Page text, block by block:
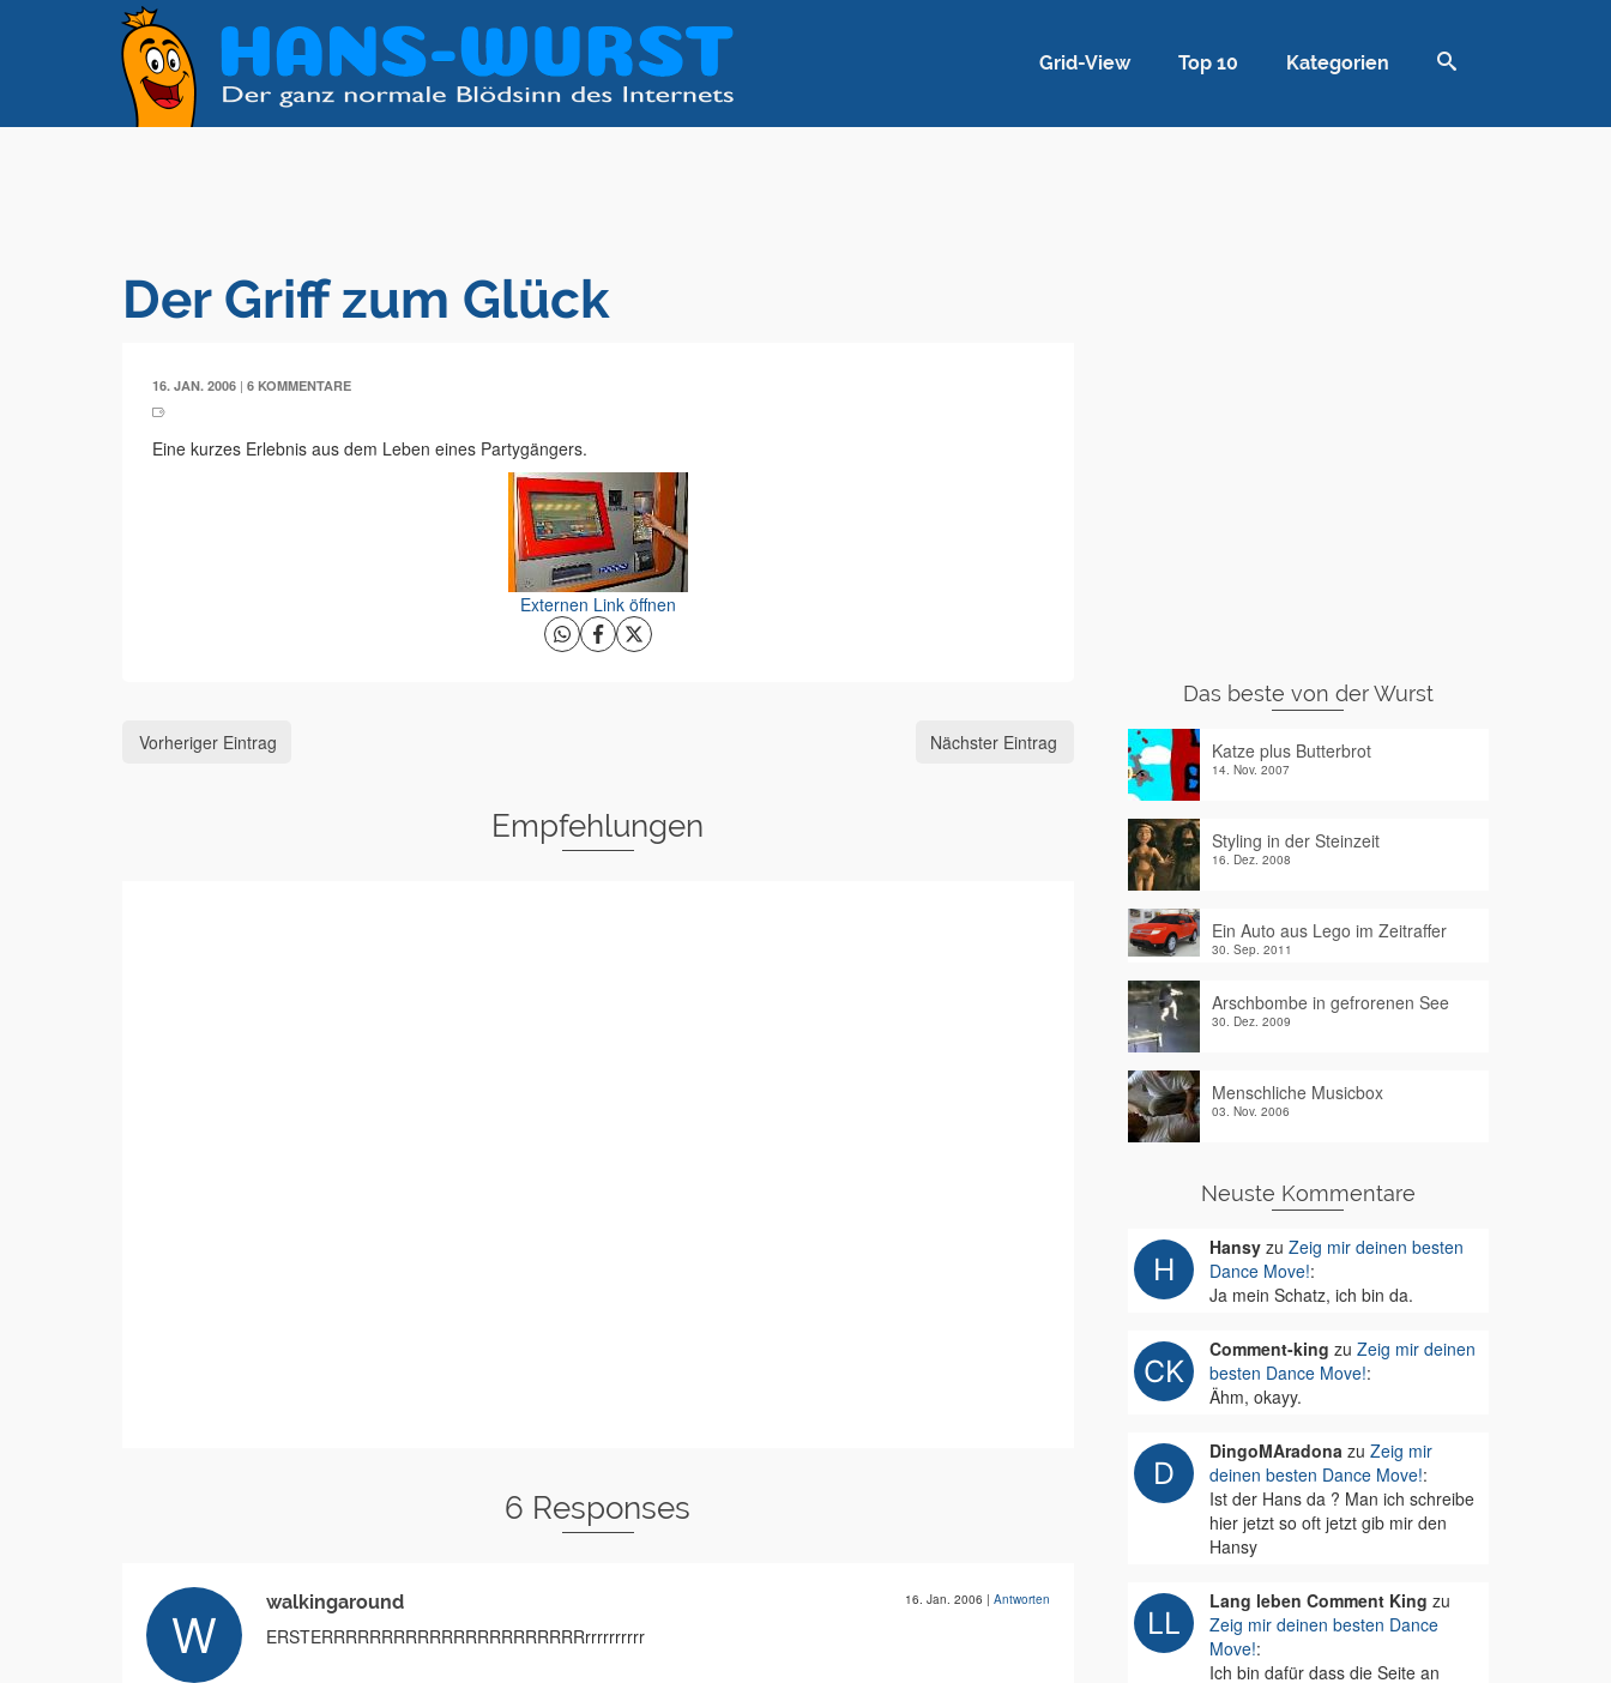
Grid-View Top 10 Kategorien
Der Griff zum Glück
16. JAN. 2006 | 6 KOMMENTARE
Eine kurzes Erlebnis aus dem Leben eines Partygängers.
Externen Link öffnen
Vorheriger Eintrag Nächster Eintrag
Empfehlungen
6 Responses
walkingaround 16. Jan. 2006 | Antworten
ERSTERRRRRRRRRRRRRRRRRRRRRRrrrrrrrrrr
Das beste von der Wurst
Katze plus Butterbrot
14. Nov. 2007
Styling in der Steinzeit
16. Dez. 2008
Ein Auto aus Lego im Zeitraffer
30. Sep. 2011
Arschbombe in gefrorenen See
30. Dez. 2009
Menschliche Musicbox
03. Nov. 2006
Neuste Kommentare
Hansyzu Zeig mir deinen besten
Dance Move!:
Ja mein Schatz, ich bin da.
Comment-king zu Zeig mir deinen
besten Dance Move!:
Ähm, okayy.
DingoMAradonazu Zeig mir
deinen besten Dance Move!:
Ist der Hans da ? Man ich schreibe
hier jetzt so oft jetzt gib mir den
Hansy
Lang leben Comment King zu
Zeig mir deinen besten Dance
Move!:
Ich bin dafür dass die Seite an